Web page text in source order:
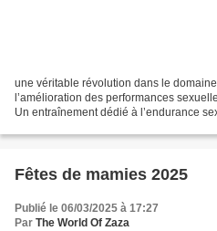
une véritable révolution dans le
l’amélioration des performances
Un entraînement dédié à l’endurance
Fêtes de mamies 2025
Publié le 06/03/2025 à 17:27
Par The World Of Zaza